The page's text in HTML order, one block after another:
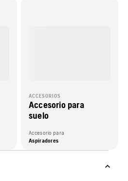
ACCESORIOS
Accesorio para
suelo
Accesorio para
Aspiradores